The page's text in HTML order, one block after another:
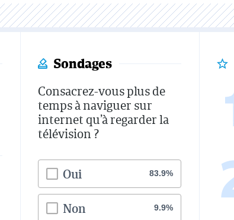
Sondages
Consacrez-vous plus de
temps à naviguer sur
internet qu’à regarder la
télévision ?
Oui 83.9%
Non 9.9%